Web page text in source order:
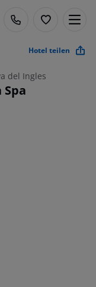
Hotel teilen
del Ingles
Spa